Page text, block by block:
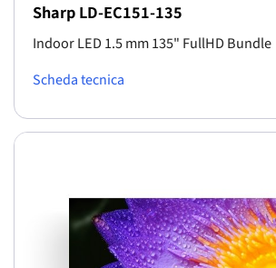
Sharp LD-EC151-135
Indoor LED 1.5 mm 135" FullHD Bundle
Scheda tecnica